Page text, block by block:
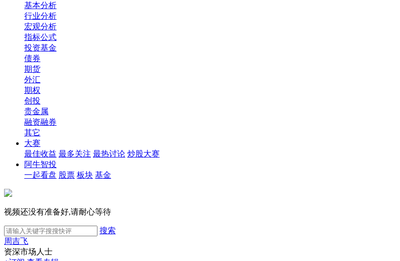
基本分析
行业分析
宏观分析
指标公式
投资基金
债券
期货
外汇
期权
创投
贵金属
融资融券
其它
大赛
最佳收益 最多关注 最热讨论 炒股大赛
阿牛智投
一起看盘 股票 板块 基金
视频还没有准备好,请耐心等待
搜索
周吉飞
资深市场人士